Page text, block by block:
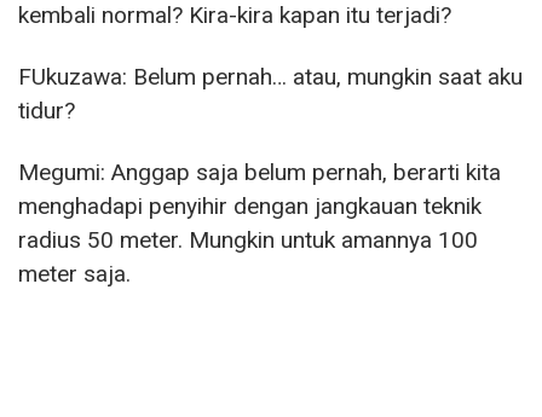
kembali normal? Kira-kira kapan itu terjadi?
FUkuzawa: Belum pernah… atau, mungkin saat aku
tidur?
Megumi: Anggap saja belum pernah, berarti kita
menghadapi penyihir dengan jangkauan teknik
radius 50 meter. Mungkin untuk amannya 100
meter saja.